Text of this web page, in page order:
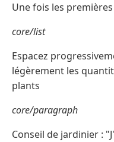
Une fois les
core/list
Espacez
légèrement les
plants
core/paragraph
Conseil de jardinier :